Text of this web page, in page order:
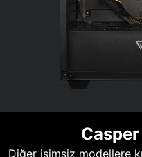
Diğer isimsiz modellere